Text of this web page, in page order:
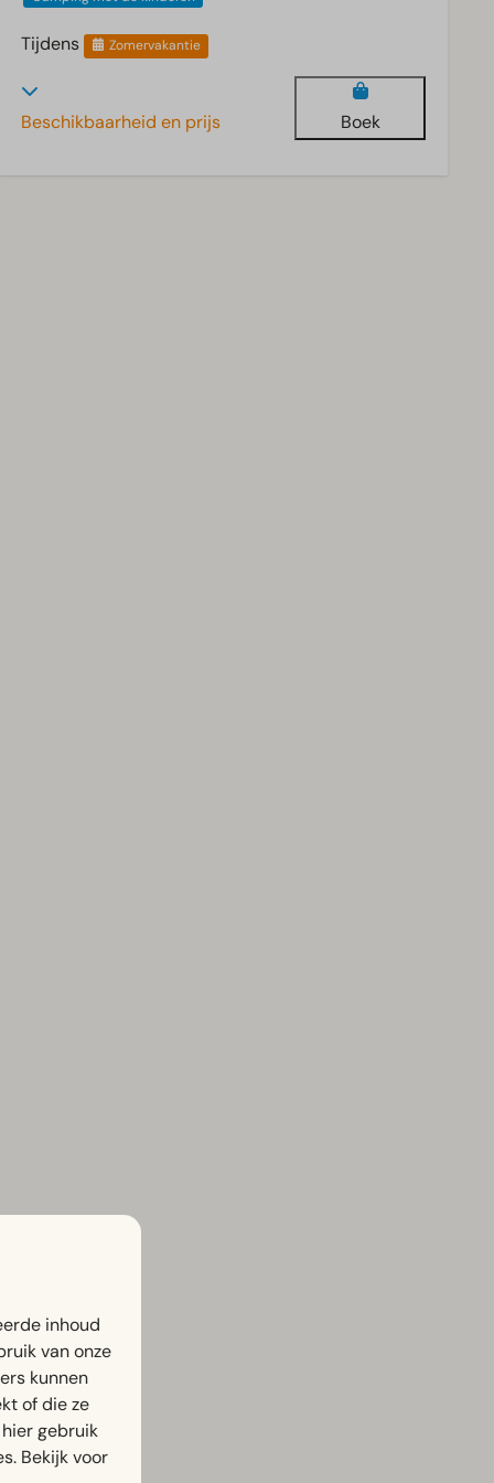
Tijdens Zomervakantie
Beschikbaarheid en prijs Boek
inhoud
van onze
kunnen
of die ze
gebruik
Bekijk voor